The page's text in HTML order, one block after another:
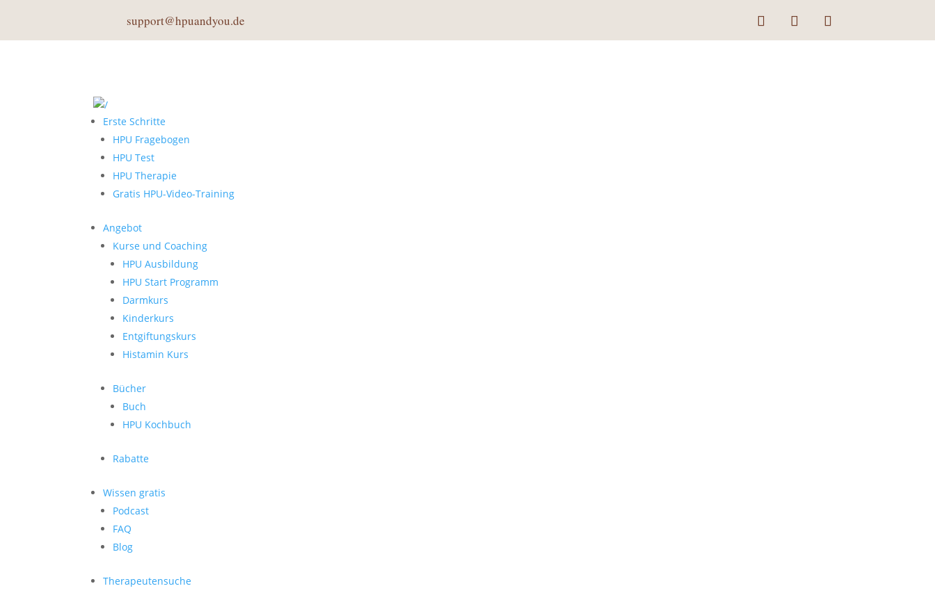
support@hpuandyou.de
Erste Schritte
HPU Fragebogen
HPU Test
HPU Therapie
Gratis HPU-Video-Training
Angebot
Kurse und Coaching
HPU Ausbildung
HPU Start Programm
Darmkurs
Kinderkurs
Entgiftungskurs
Histamin Kurs
Bücher
Buch
HPU Kochbuch
Rabatte
Wissen gratis
Podcast
FAQ
Blog
Therapeutensuche